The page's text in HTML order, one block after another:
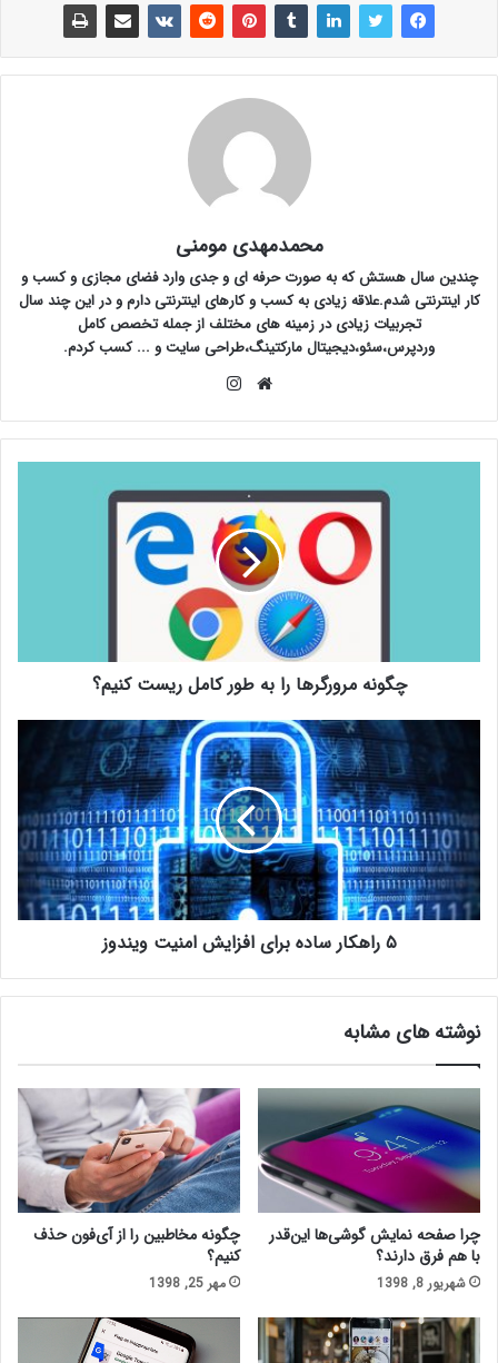
محمدمهدی مومنی
چندین سال هستش که به صورت حرفه ای و جدی وارد فضای مجازی و کسب و
کار اینترنتی شدم.علاقه زیادی به کسب و کارهای اینترنتی دارم و در این چند سال
تجربیات زیادی در زمینه های مختلف از جمله تخصص کامل
وردپرس،سئو،دیجیتال مارکتینگ،طراحی سایت و ... کسب کردم.
وبسایت
چگونه مرورگرها را به طور کامل ریست کنیم؟
۵ راهکار ساده برای افزایش امنیت ویندوز
نوشته های مشابه
چرا صفحه نمایش گوشی‌ها این‌قدر
با هم فرق دارند؟
شهریور 8, 1398
چگونه مخاطبین را از آی‌فون حذف
کنیم؟
مهر 25, 1398